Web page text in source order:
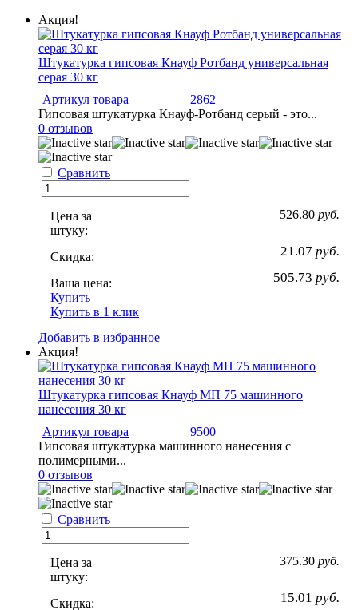
Акция!
Штукатурка гипсовая Кнауф Ротбанд универсальная
серая 30 кг
Артикул товара
2862
Гипсовая штукатурка Кнауф-Ротбанд серый - это...
0 отзывов
Сравнить
Цена за
штуку:
526.80 руб.
Скидка: 21.07 руб.
Ваша цена: 505.73 руб.
Купить
Купить в 1 клик
Добавить в избранное
Акция!
Штукатурка гипсовая Кнауф МП 75 машинного
нанесения 30 кг
Артикул товара
9500
Гипсовая штукатурка машинного нанесения с
полимерными...
0 отзывов
Сравнить
Цена за
штуку:
375.30 руб.
Скидка: 15.01 руб.